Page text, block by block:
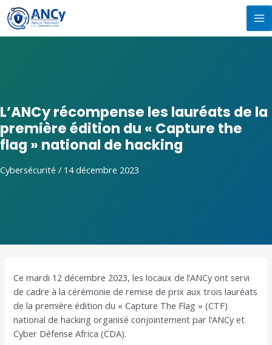
Aller
au
contenu
L’ANCy récompense les lauréats de la
première édition du « Capture the
flag » national de hacking
Cybersécurité / 14 décembre 2023
Ce mardi 12 décembre 2023, les locaux de l’ANCy ont servi
de cadre à la cérémonie de remise de prix aux trois lauréats
de la première édition du « Capture The Flag » (CTF)
national de hacking organisé conjointement par l’ANCy et
Cyber Défense Africa (CDA).
l’article